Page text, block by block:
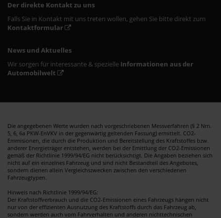
Der direkte Kontakt zu uns
Falls Sie in Kontakt mit uns treten wollen, gehen Sie bitte direkt zum
Kontaktformular
News und Aktuelles
Wir sorgen für interessante & spezielle Informationen aus der
Automobilwelt
Die angegebenen Werte wurden nach vorgeschriebenen Messverfahren (§ 2 Nrn.
5, 6, 6a PKW-EnVKV in der gegenwärtig geltenden Fassung) ermittelt. CO2-
Emmisionen, die durch die Produktion und Bereitstellung des Kraftstoffes bzw.
anderer Energieträger entstehen, werden bei der Emittlung der CO2-Emissionen
gemäß der Richtlinie 1999/94/EG nicht berücksichtigt. Die Angaben beziehen sich
nicht auf ein einzelnes Fahrzeug und sind nicht Bestandteil des Angebotes,
sondern dienen allein Vergleichszwecken zwischen den verschiedenen
Fahrzeugtypen.
Hinweis nach Richtlinie 1999/94/EG:
Der Kraftstoffverbrauch und die CO2-Emissionen eines Fahrzeugs hängen nicht
nur von der effizienten Ausnutzung des Kraftstoffs durch das Fahrzeug ab,
sondern werden auch vom Fahrverhalten und anderen nichttechnischen